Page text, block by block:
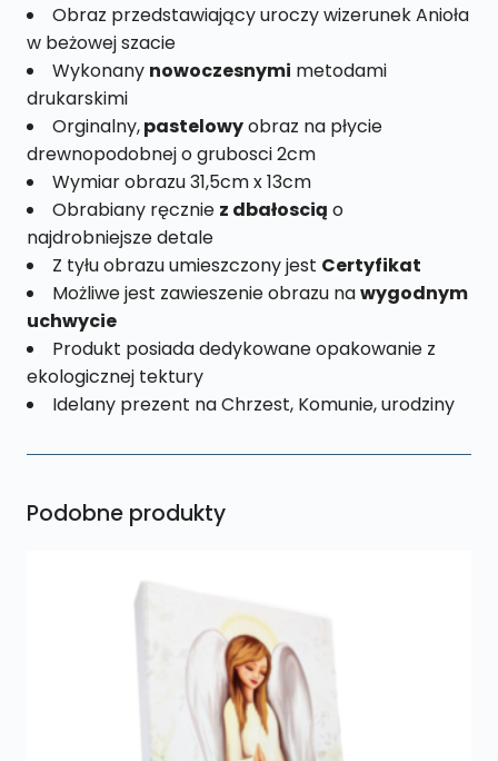
Obraz przedstawiający uroczy wizerunek Anioła
w beżowej szacie
Wykonany nowoczesnymi metodami
drukarskimi
Orginalny,pastelowyobraz na płycie
drewnopodobnej o grubosci 2cm
Wymiar obrazu 31,5cm x 13cm
Obrabiany ręcznie z dbałoscią o
najdrobniejsze detale
Z tyłu obrazu umieszczony jest Certyfikat
Możliwe jest zawieszenie obrazu nawygodnym
uchwycie
Produkt posiada dedykowane opakowanie z
ekologicznej tektury
Idelany prezent na Chrzest, Komunie, urodziny
Podobne produkty